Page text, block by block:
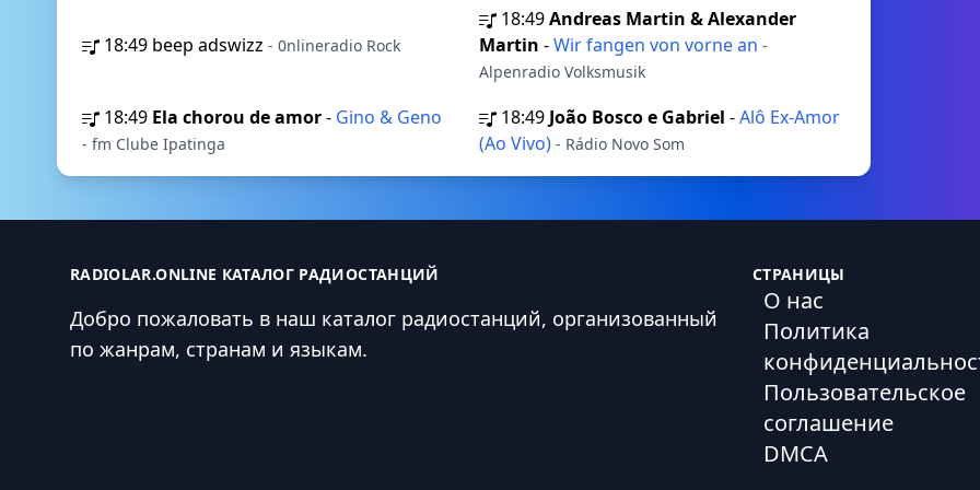
18:49 beep adswizz - 0nlineradio Rock
18:49Andreas Martin & Alexander
Martin -Wir fangen von vorne an -
Alpenradio Volksmusik
18:49 Ela chorou de amor- Gino & Geno
- fm Clube Ipatinga
18:49 João Bosco e Gabriel -Alô Ex-Amor
(Ao Vivo) - Rádio Novo Som
RADIOLAR.ONLINE КАТАЛОГ РАДИОСТАНЦИЙ
Добро пожаловать в наш каталог радиостанций, организованный
по жанрам, странам и языкам.
СТРАНИЦЫ
О нас
Политика
Пользовательское
соглашение
DMCA